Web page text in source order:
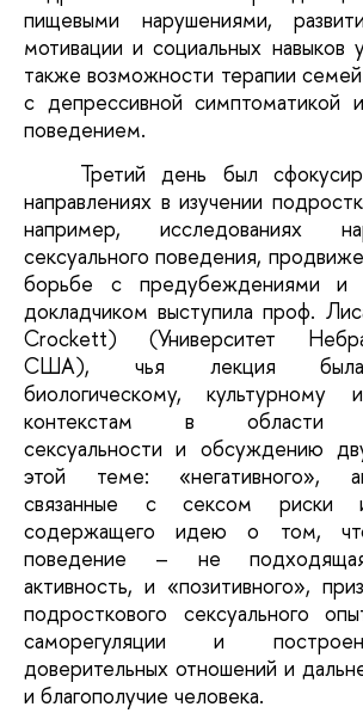
пищевыми нарушениями,
мотивации и социальных навыков
также возможности терапии
с депрессивной симптоматикой
поведением.
Третий день был
направлениях в изучении
например, исследованиях
сексуального поведения,
борьбе с предубеждениями и
докладчиком выступила проф.
Crockett) (Университет
США), чья лекция была
биологическому, культурному
контекстам в области
сексуальности и обсуждению
этой теме: «негативного»,
связанные с сексом риски
содержащего идею о том,
поведение – не
активность, и «позитивного»,
подросткового сексуального
саморегуляции и
доверительных отношений и
и благополучие человека.